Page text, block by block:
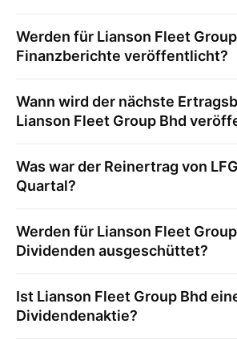
Werden für Lianson Fleet
Finanzberichte veröffentlicht?
Wann wird der nächste
Lianson Fleet Group Bhd
Was war der Reinertrag von LFG
Quartal?
Werden für Lianson Fleet
Dividenden ausgeschüttet?
Ist Lianson Fleet Group Bhd
Dividendenaktie?